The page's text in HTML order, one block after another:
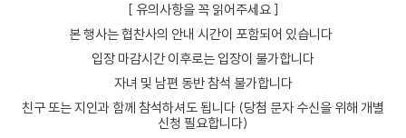
️ [ 유의사항을 꼭 읽어주세요 ] ️
본 행사는 협찬사의 안내 시간이 포함되어 있습니다
입장 마감시간 이후로는 입장이 불가합니다
자녀 및 남편 동반 참석 불가합니다
친구 또는 지인과 함께 참석하셔도 됩니다 (당첨 문자 수신을 위해 개별
신청 필요합니다)